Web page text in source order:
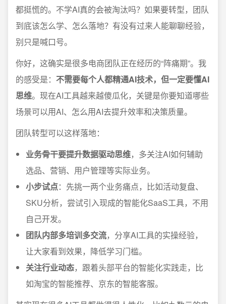
都挺慌的。不学AI真的会被淘汰吗？如果要转型，团队
到底该怎么学、怎么落地？有没有过来人能聊聊经验，
别只是喊口号。
你好，这确实是很多电商团队正在经历的“阵痛期”。我
的感受是： 不需要每个人都精通AI技术，但一定要懂AI
思维。现在AI工具越来越傻瓜化，关键是你要知道哪些
场景可以用AI、怎么用AI去提升效率和决策质量。
团队转型可以这样落地：
业务骨干要提升数据驱动思维，多关注AI如何辅助
选品、营销、用户管理等实际业务。
小步试点：先挑一两个业务痛点，比如活动复盘、
SKU分析，尝试引入现成的智能化SaaS工具，不用
自己开发。
团队内部多培训多交流，分享AI工具的实操经验，
让大家看到效果，降低学习门槛。
关注行业动态，跟着头部平台的智能化实践走，比
如淘宝的智能推荐、京东的智能客服。